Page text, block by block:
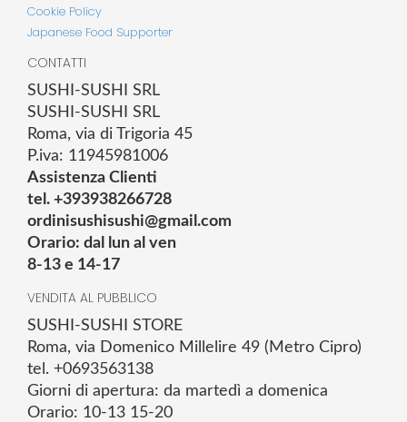
Cookie Policy
Japanese Food Supporter
CONTATTI
SUSHI-SUSHI SRL
SUSHI-SUSHI SRL
Roma, via di Trigoria 45
P.iva: 11945981006
Assistenza Clienti
tel. +393938266728
ordinisushisushi@gmail.com
Orario: dal lun al ven
8-13 e 14-17
VENDITA AL PUBBLICO
SUSHI-SUSHI STORE
Roma, via Domenico Millelire 49 (Metro Cipro)
tel. +0693563138
Giorni di apertura: da martedì a domenica
Orario: 10-13 15-20